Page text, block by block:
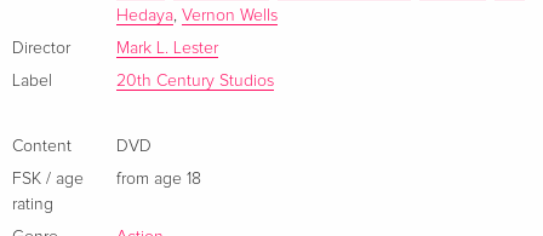
Cover C, Collector's Edition, Director's Cut,
Limited Edition, Mediabook, Blu-ray + DVD
Mediabook, Uncut, Blu-ray + DVD
German
Cover E, Director's Cut, Limited Edition,
setzen, entführt sie seine Tochter. Er soll die Putschpläne
seines Erzfeinds, eines südamerikanischen Ex-Diktators
unterstützen. Doch wer sich mit Matrix anlegt, kriegt es mit
wenn sie sich einmal in Marsch gesetzt hat.
Hedaya Vernon Wells
Director
Mark L. Lester
Label
20th Century Studios
Content
DVD
FSK / age
rating
from age 18